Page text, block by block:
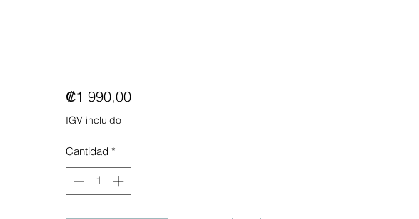
₡1 990,00Precio
IGV incluido
Cantidad *